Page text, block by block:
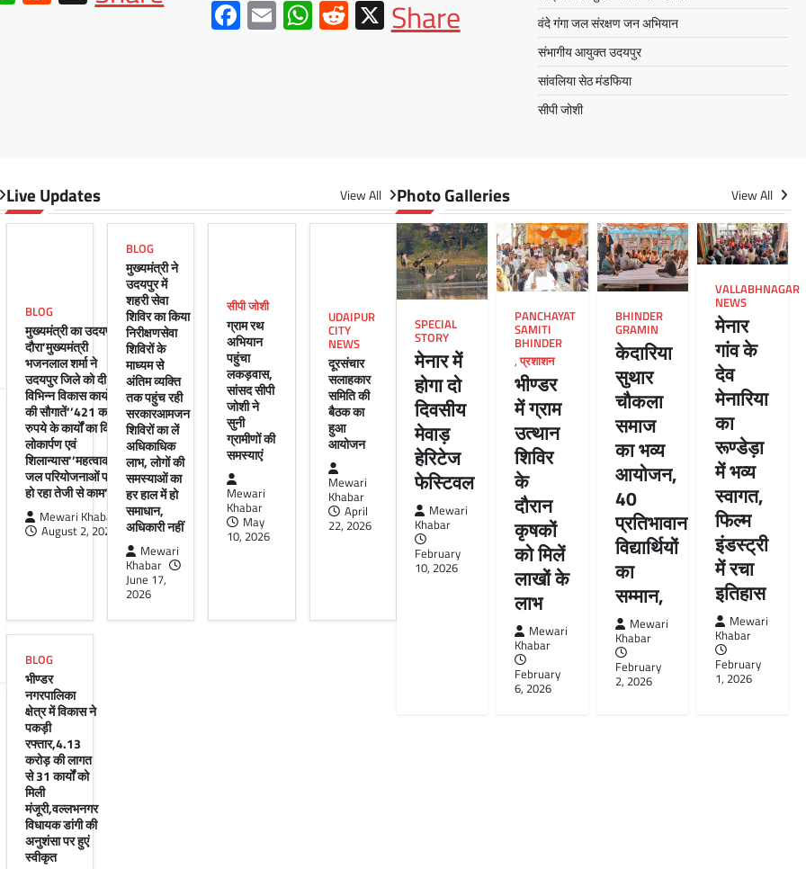
Facebook
EmailWhatsApp
Reddit
XShare
वंदे गंगा जल संरक्षण जन अभियान
संभागीय आयुक्त उदयपुर
सांवलिया सेठ मंडफिया
सीपी जोशी
Live Updates View All
BLOG
मुख्यमंत्री का उदयपुर
दौरा’मुख्यमंत्री
भजनलाल शर्मा ने
उदयपुर जिले को दी
विभिन्न विकास कार्यों
की सौगातें’’421 करोड़
रुपये के कार्यों का किया
लोकार्पण एवं
शिलान्यास’’महत्वाकांक्षी
जल परियोजनाओं पर
हो रहा तेजी से काम’
Mewari Khabar
August 2, 2026
BLOG
मुख्यमंत्री ने
उदयपुर में
शहरी सेवा
शिविर का किया
निरीक्षणसेवा
शिविरों के
माध्यम से
अंतिम व्यक्ति
तक पहुंच रही
सरकारआमजन
शिविरों का लें
अधिकाधिक
लाभ, लोगों की
समस्याओं का
हर हाल में हो
समाधान,
अधिकारी नहीं
Mewari
Khabar
June 17,
2026
सीपी जोशी
ग्राम रथ
अभियान
पहुंचा
लकड़वास,
सांसद सीपी
जोशी ने
सुनी
ग्रामीणों की
समस्याएं
Mewari
Khabar
May
10, 2026
UDAIPUR
CITY
NEWS
दूरसंचार
सलाहकार
समिति की
बैठक का
हुआ
आयोजन
Mewari
Khabar
April
22, 2026
BLOG
भीण्डर
नगरपालिका
क्षेत्र में विकास ने
पकड़ी
रफ्तार,4.13
करोड़ की लागत
से 31 कार्यों को
मिली
मंजूरी,वल्लभनगर
विधायक डांगी की
अनुशंसा पर हुएं
स्वीकृत
Photo Galleries View All
SPECIAL
STORY
मेनार में
होगा दो
दिवसीय
मेवाड़
हेरिटेज
फेस्टिवल
Mewari
Khabar
February
10, 2026
PANCHAYAT
SAMITI
BHINDER
,प्रशाशन
भीण्डर
में ग्राम
उत्थान
शिविर
के
दौरान
कृषकों
को मिलें
लाखों के
लाभ
Mewari
Khabar
February
6, 2026
BHINDER
GRAMIN
केदारिया
सुथार
चौकला
समाज
का भव्य
आयोजन,
40
प्रतिभावान
विद्यार्थियों
का
सम्मान,
Mewari
Khabar
February
2, 2026
VALLABHNAGAR
NEWS
मेनार
गांव के
देव
मेनारिया
का
रूण्डेड़ा
में भव्य
स्वागत,
फिल्म
इंडस्ट्री
में रचा
इतिहास
Mewari
Khabar
February
1, 2026